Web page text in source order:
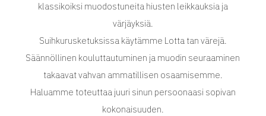
klassikoiksi muodostuneita hiusten leikkauksia ja
värjäyksiä.
Suihkurusketuksissa käytämme Lotta tan värejä.
Säännöllinen kouluttautuminen ja muodin seuraaminen
takaavat vahvan ammatillisen osaamisemme.
Haluamme toteuttaa juuri sinun persoonaasi sopivan
kokonaisuuden.